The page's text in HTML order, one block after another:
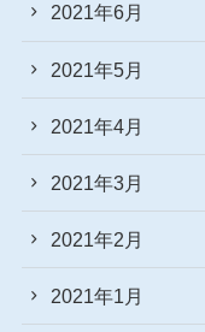
2021年6月
2021年5月
2021年4月
2021年3月
2021年2月
2021年1月